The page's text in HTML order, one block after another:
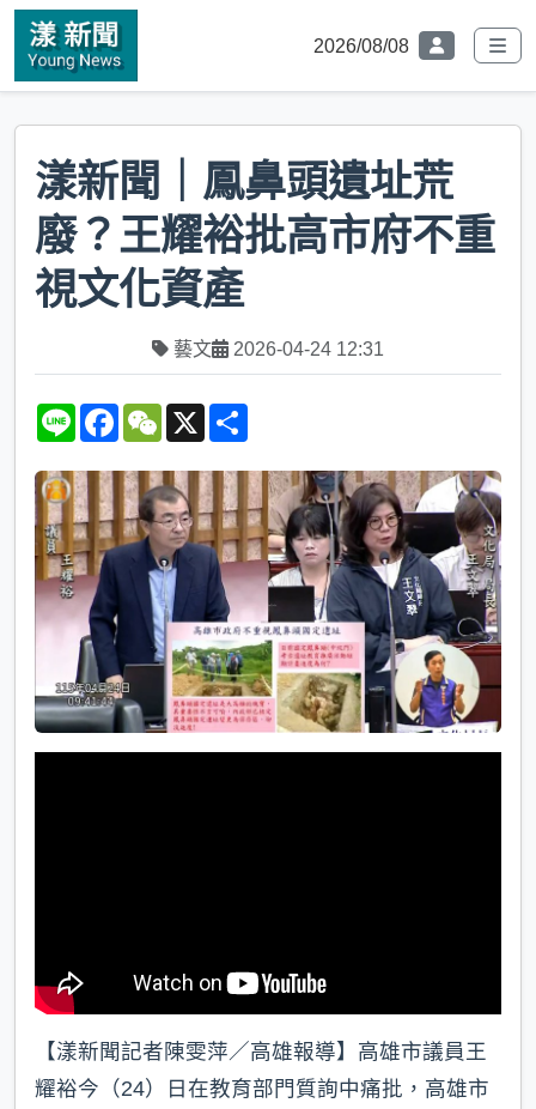
2026/08/08
漾新聞｜鳳鼻頭遺址荒
廢？王耀裕批高市府不重
視文化資產
藝文 2026-04-24 12:31
L
e
F
e
b
o
o
k
W
h
a
t
X
r
e
【漾新聞記者陳雯萍／高雄報導】高雄市議員王
耀裕今（24）日在教育部門質詢中痛批，高雄市